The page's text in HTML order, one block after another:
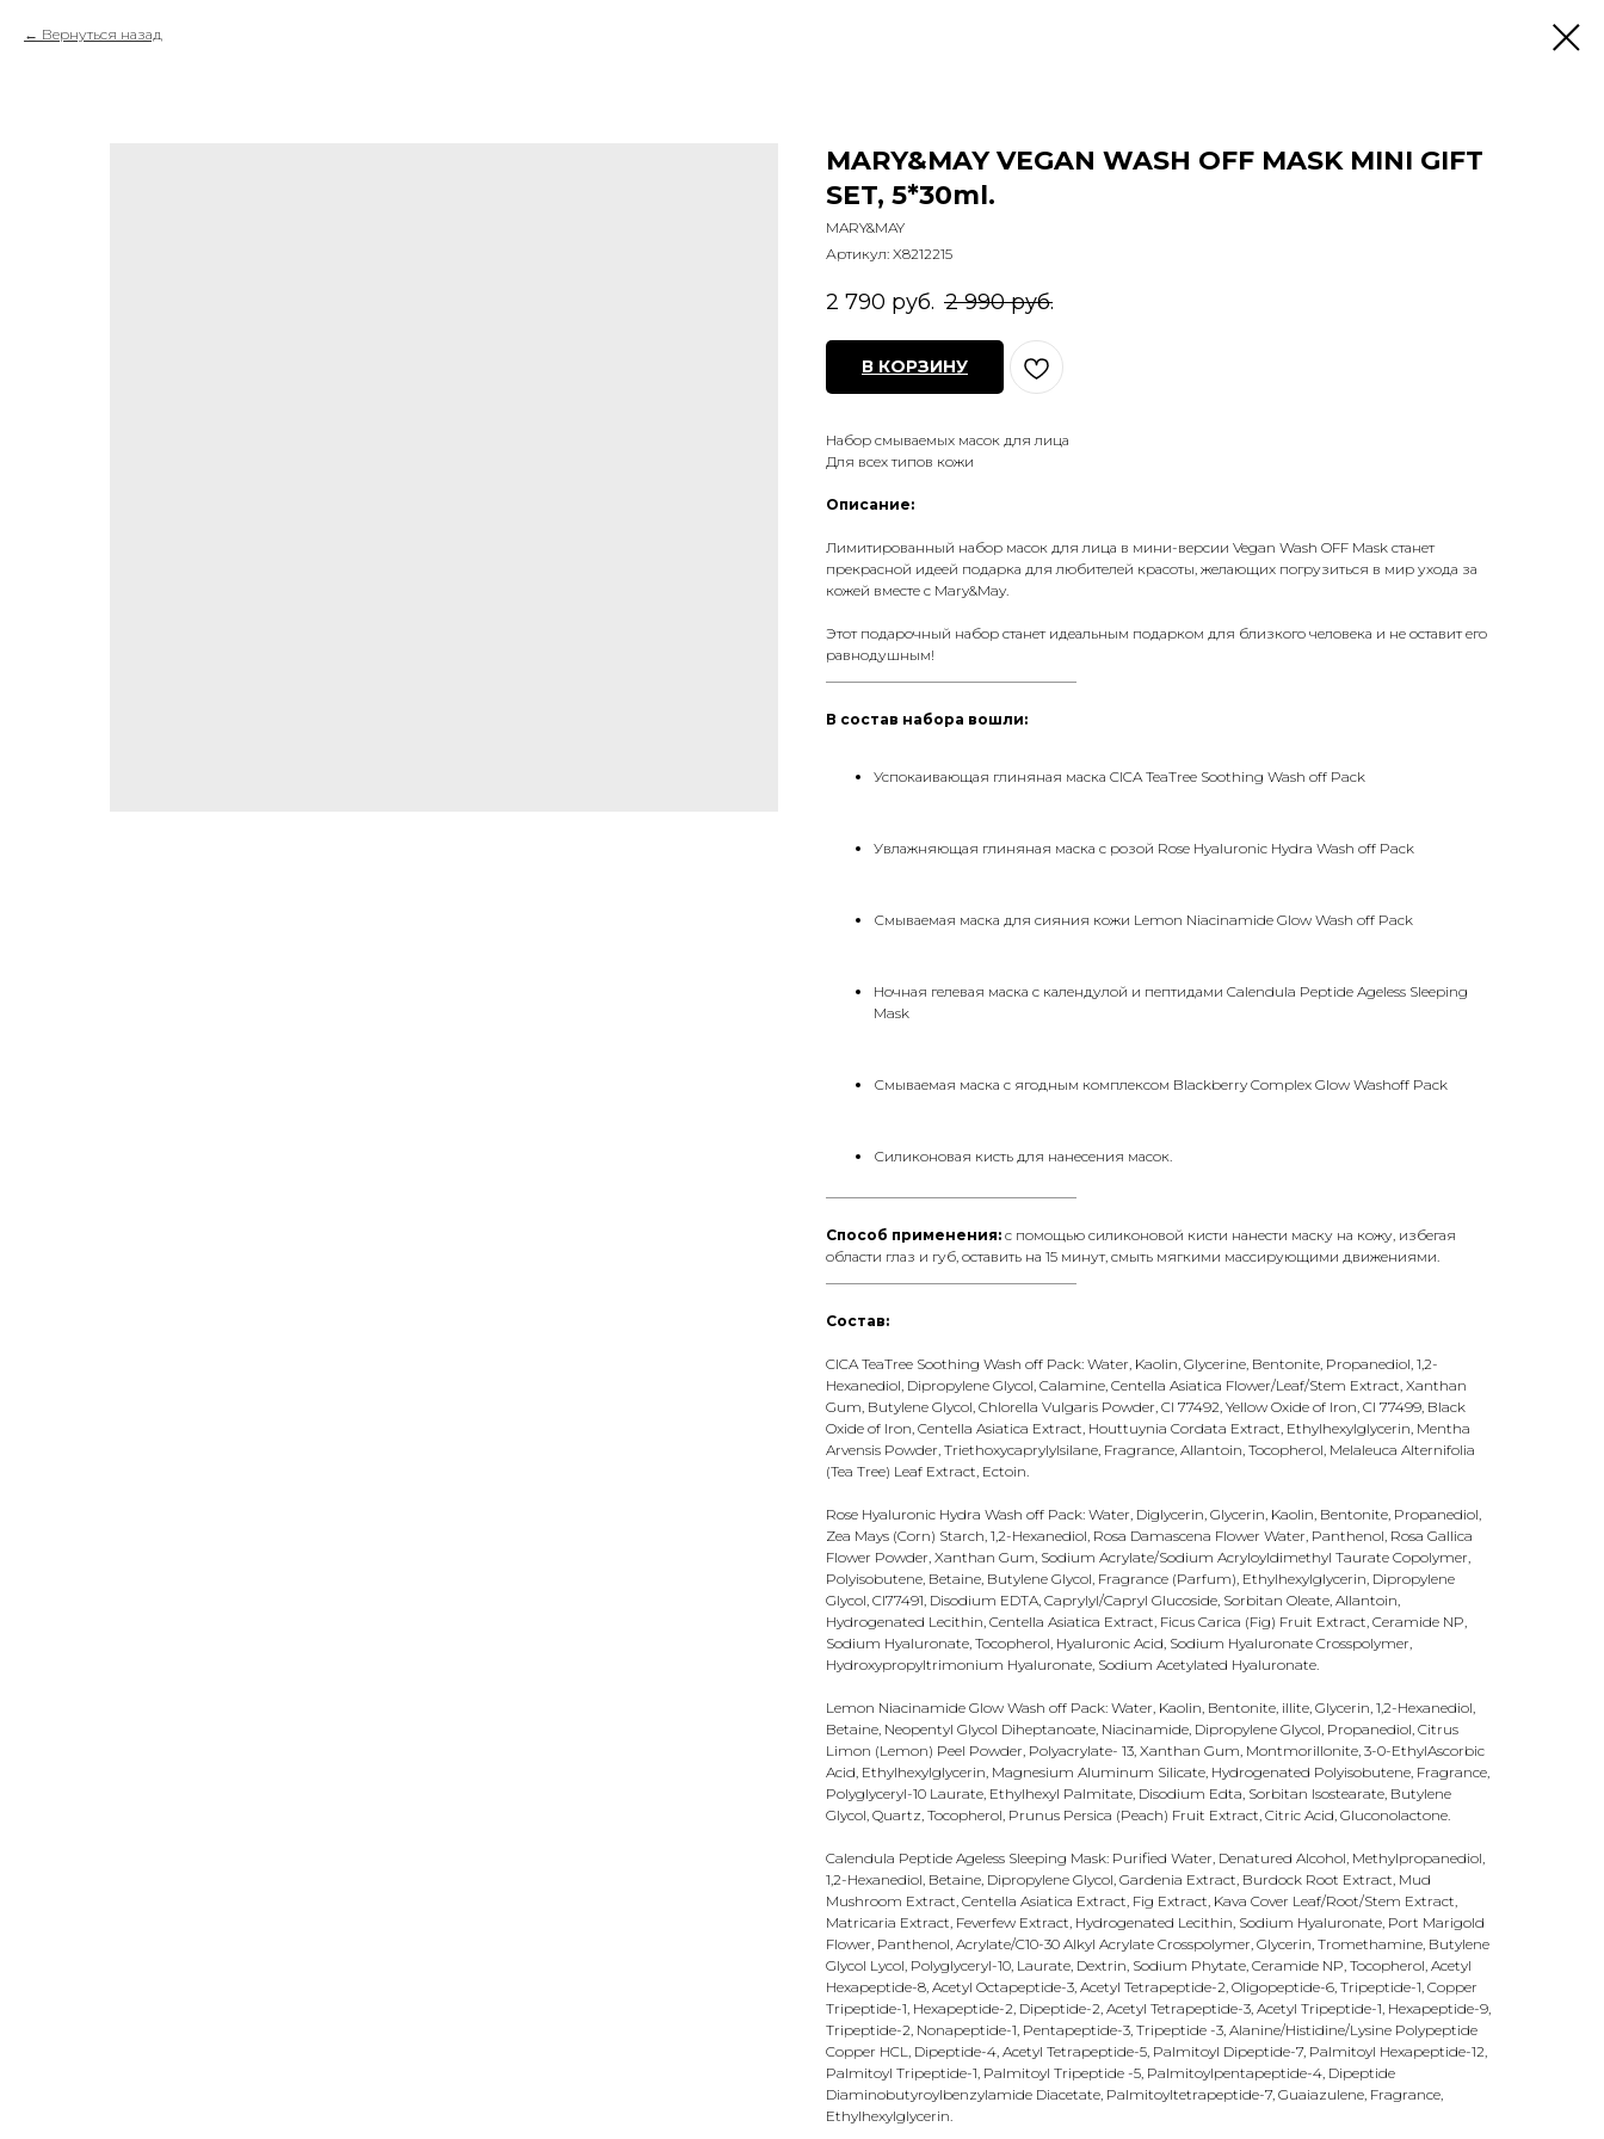
Вернуться назад
MARY&MAY VEGAN WASH OFF MASK MINI GIFT
SET, 5*30ml.
MARY&MAY
Артикул: X8212215
2 790 руб. 2 990 руб.
В КОРЗИНУ
Набор смываемых масок для лица
Для всех типов кожи
Описание:
Лимитированный набор масок для лица в мини-версии Vegan Wash OFF Mask станет
прекрасной идеей подарка для любителей красоты, желающих погрузиться в мир ухода за
кожей вместе с Mary&May.
Этот подарочный набор станет идеальным подарком для близкого человека и не оставит его
равнодушным!
В состав набора вошли:
Успокаивающая глиняная маска CICA TeaTree Soothing Wash off Pack
Увлажняющая глиняная маска с розой Rose Hyaluronic Hydra Wash off Pack
Смываемая маска для сияния кожи Lemon Niacinamide Glow Wash off Pack
Ночная гелевая маска с календулой и пептидами Calendula Peptide Ageless Sleeping
Mask
Смываемая маска с ягодным комплексом Blackberry Complex Glow Washoff Pack
Силиконовая кисть для нанесения масок.
Способ применения: с помощью силиконовой кисти нанести маску на кожу, избегая
области глаз и губ, оставить на 15 минут, смыть мягкими массирующими движениями.
Состав:
CICA TeaTree Soothing Wash off Pack: Water, Kaolin, Glycerine, Bentonite, Propanediol, 1,2-
Hexanediol, Dipropylene Glycol, Calamine, Centella Asiatica Flower/Leaf/Stem Extract, Xanthan
Gum, Butylene Glycol, Chlorella Vulgaris Powder, CI 77492, Yellow Oxide of Iron, CI 77499, Black
Oxide of Iron, Centella Asiatica Extract, Houttuynia Cordata Extract, Ethylhexylglycerin, Mentha
Arvensis Powder, Triethoxycaprylylsilane, Fragrance, Allantoin, Tocopherol, Melaleuca Alternifolia
(Tea Tree) Leaf Extract, Ectoin.
Rose Hyaluronic Hydra Wash off Pack: Water, Diglycerin, Glycerin, Kaolin, Bentonite, Propanediol,
Zea Mays (Corn) Starch, 1,2-Hexanediol, Rosa Damascena Flower Water, Panthenol, Rosa Gallica
Flower Powder, Xanthan Gum, Sodium Acrylate/Sodium Acryloyldimethyl Taurate Copolymer,
Polyisobutene, Betaine, Butylene Glycol, Fragrance (Parfum), Ethylhexylglycerin, Dipropylene
Glycol, CI77491, Disodium EDTA, Caprylyl/Capryl Glucoside, Sorbitan Oleate, Allantoin,
Hydrogenated Lecithin, Centella Asiatica Extract, Ficus Carica (Fig) Fruit Extract, Ceramide NP,
Sodium Hyaluronate, Tocopherol, Hyaluronic Acid, Sodium Hyaluronate Crosspolymer,
Hydroxypropyltrimonium Hyaluronate, Sodium Acetylated Hyaluronate.
Lemon Niacinamide Glow Wash off Pack: Water, Kaolin, Bentonite, illite, Glycerin, 1,2-Hexanediol,
Betaine, Neopentyl Glycol Diheptanoate, Niacinamide, Dipropylene Glycol, Propanediol, Citrus
Limon (Lemon) Peel Powder, Polyacrylate- 13, Xanthan Gum, Montmorillonite, 3-0-EthylAscorbic
Acid, Ethylhexylglycerin, Magnesium Aluminum Silicate, Hydrogenated Polyisobutene, Fragrance,
Polyglyceryl-10 Laurate, Ethylhexyl Palmitate, Disodium Edta, Sorbitan Isostearate, Butylene
Glycol, Quartz, Tocopherol, Prunus Persica (Peach) Fruit Extract, Citric Acid, Gluconolactone.
Calendula Peptide Ageless Sleeping Mask: Purified Water, Denatured Alcohol, Methylpropanediol,
1,2-Hexanediol, Betaine, Dipropylene Glycol, Gardenia Extract, Burdock Root Extract, Mud
Mushroom Extract, Centella Asiatica Extract, Fig Extract, Kava Cover Leaf/Root/Stem Extract,
Matricaria Extract, Feverfew Extract, Hydrogenated Lecithin, Sodium Hyaluronate, Port Marigold
Flower, Panthenol, Acrylate/C10-30 Alkyl Acrylate Crosspolymer, Glycerin, Tromethamine, Butylene
Glycol Lycol, Polyglyceryl-10, Laurate, Dextrin, Sodium Phytate, Ceramide NP, Tocopherol, Acetyl
Hexapeptide-8, Acetyl Octapeptide-3, Acetyl Tetrapeptide-2, Oligopeptide-6, Tripeptide-1, Copper
Tripeptide-1, Hexapeptide-2, Dipeptide-2, Acetyl Tetrapeptide-3, Acetyl Tripeptide-1, Hexapeptide-9,
Tripeptide-2, Nonapeptide-1, Pentapeptide-3, Tripeptide -3, Alanine/Histidine/Lysine Polypeptide
Copper HCL, Dipeptide-4, Acetyl Tetrapeptide-5, Palmitoyl Dipeptide-7, Palmitoyl Hexapeptide-12,
Palmitoyl Tripeptide-1, Palmitoyl Tripeptide -5, Palmitoylpentapeptide-4, Dipeptide
Diaminobutyroylbenzylamide Diacetate, Palmitoyltetrapeptide-7, Guaiazulene, Fragrance,
Ethylhexylglycerin.